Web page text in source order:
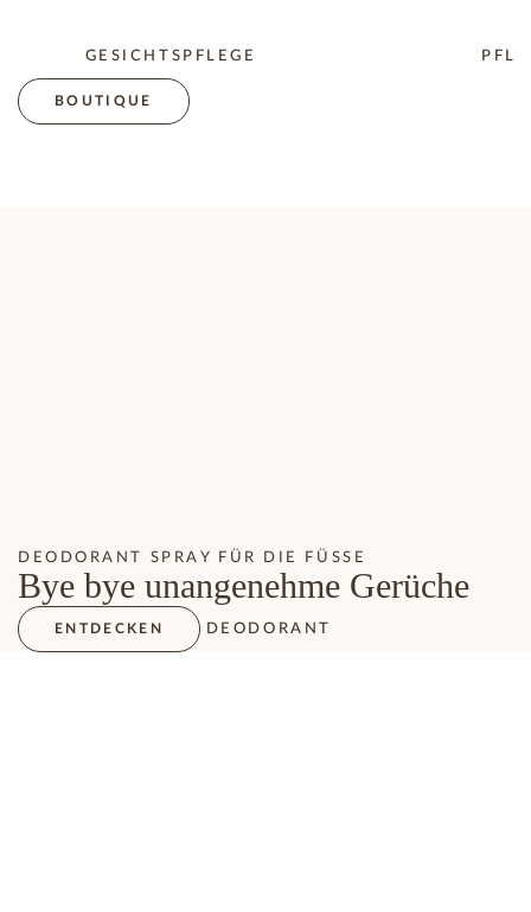
GESICHTSPFLEGE
BOUTIQUE
DEODORANT SPRAY FÜR DIE FÜSSE
Bye bye unangenehme Gerüche
ENTDECKEN DEODORANT